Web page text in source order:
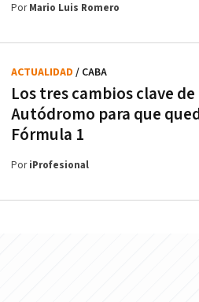
PorMario Luis Romero
Los tres cambios clave
Autódromo para que
Fórmula 1
ACTUALIDAD / CABA
PoriProfesional